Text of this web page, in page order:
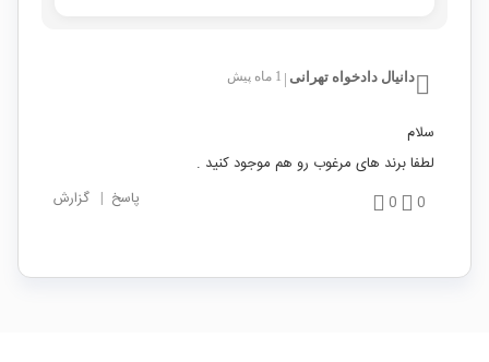
دانیال دادخواه تهرانی | 1 ماه پیش
سلام
لطفا برند های مرغوب رو هم موجود کنید .
0
0 پاسخ | گزارش